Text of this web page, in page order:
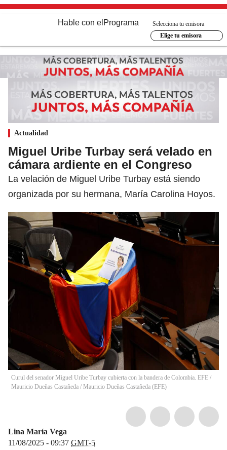
Hable con el Programa
Selecciona tu emisora
Elige tu emisora
Actualidad
Miguel Uribe Turbay será velado en
cámara ardiente en el Congreso
La velación de Miguel Uribe Turbay está siendo
organizada por su hermana, María Carolina Hoyos.
Curul del senador Miguel Uribe Turbay cubierta con la bandera de Colombia. EFE /
Mauricio Dueñas Castañeda / Mauricio Dueñas Castañeda (EFE)
Lina María Vega
11/08/2025 - 09:37 GMT-5